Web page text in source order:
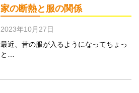
家の断熱と服の関係
2023年10月27日
最近、昔の服が入るようになってちょっ
と…